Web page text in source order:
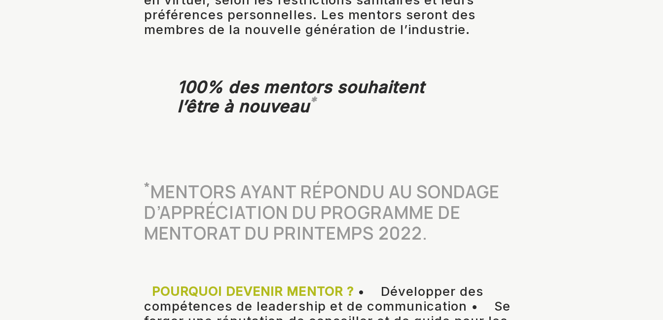
préférences personnelles. Les mentors seront des
membres de la nouvelle génération de l’industrie.
100% des mentors souhaitent
l’être à nouveau*
*MENTORS AYANT RÉPONDU AU SONDAGE
D’APPRÉCIATION DU PROGRAMME DE
MENTORAT DU PRINTEMPS 2022.
POURQUOI DEVENIR MENTOR ? • Développer des
compétences de leadership et de communication • Se